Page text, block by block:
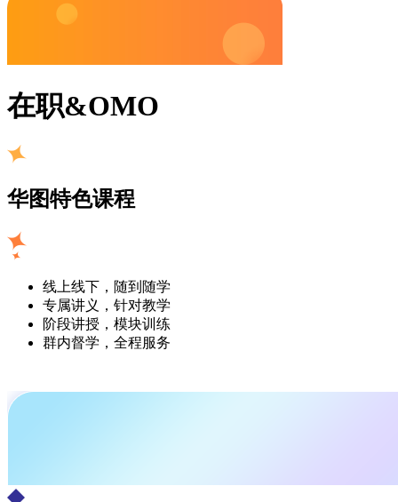
在职&OMO
华图特色课程
线上线下，随到随学
专属讲义，针对教学
阶段讲授，模块训练
群内督学，全程服务